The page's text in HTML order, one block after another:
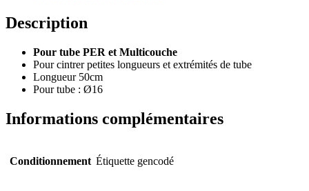
Description
Pour tube PER et Multicouche
Pour cintrer petites longueurs et extrémités de tube
Longueur 50cm
Pour tube : Ø16
Informations complémentaires
Conditionnement Étiquette gencodé